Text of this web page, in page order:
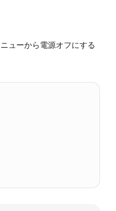
ューから電源オフにする